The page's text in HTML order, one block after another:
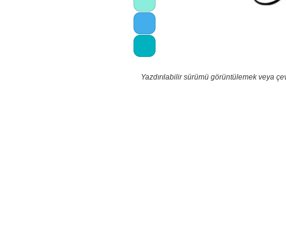
Yazdırılabilir sürümü görüntülemek veya